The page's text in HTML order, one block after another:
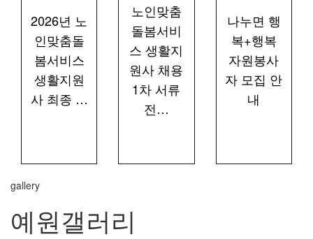
2026년 노
인맞춤돌
봄서비스
생활지원
사 최종 …
노인맞춤
돌봄서비
스 생활지
원사 채용
1차 서류
전…
나누면 행
복+행복
자원봉사
자 모집 안
내
gallery
예원갤러리